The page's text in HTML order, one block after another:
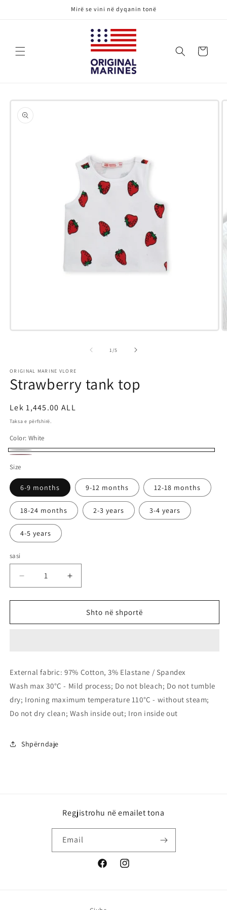
Mirë se vini në dyqanin tonë
Karrocë
Kalo te
informacioni
i produktit
Hap
1 /e5
ORIGINAL MARINE VLORE
Strawberry tank top
Çmimi
i
Lek 1,445.00 ALL
Taksa e përfshirë.
Color: White
White
Size
6-9 months 9-12 months 12-18 months
18-24 months 2-3 years 3-4 years
4-5 years
sasi
Zvogëlo
sasinë
për
tank
Rrit
sasinë
për
Strawberry
tank
Shto në shportë
External fabric: 97% Cotton, 3% Elastane / Spandex
Wash max 30°C - Mild process; Do not bleach; Do not tumble
dry; Ironing maximum temperature 110°C - without steam;
Do not dry clean; Wash inside out; Iron inside out
Shpërndaje
Regjistrohu në emailet tona
Email
FacebookInstagram